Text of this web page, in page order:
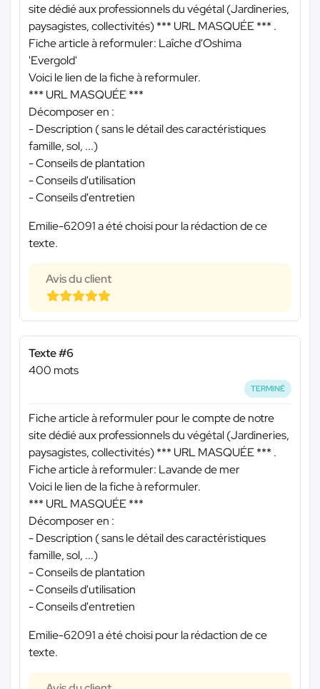
site dédié aux professionnels du végétal (Jardineries,
paysagistes, collectivités)*** URL MASQUÉE *** .
Fiche article à reformuler: Laîche d'Oshima
'Evergold'
Voici le lien de la fiche à reformuler.
*** URL MASQUÉE ***
Décomposer en :
- Description ( sans le détail des caractéristiques
famille, sol, ...)
- Conseils de plantation
- Conseils d'utilisation
- Conseils d'entretien
Emilie-62091 a été choisi pour la rédaction de ce
texte.
Avis du client
Texte #6
400 mots
TERMINÉ
Fiche article à reformuler pour le compte de notre
site dédié aux professionnels du végétal (Jardineries,
paysagistes, collectivités)*** URL MASQUÉE *** .
Fiche article à reformuler: Lavande de mer
Voici le lien de la fiche à reformuler.
*** URL MASQUÉE ***
Décomposer en :
- Description ( sans le détail des caractéristiques
famille, sol, ...)
- Conseils de plantation
- Conseils d'utilisation
- Conseils d'entretien
Emilie-62091 a été choisi pour la rédaction de ce
texte.